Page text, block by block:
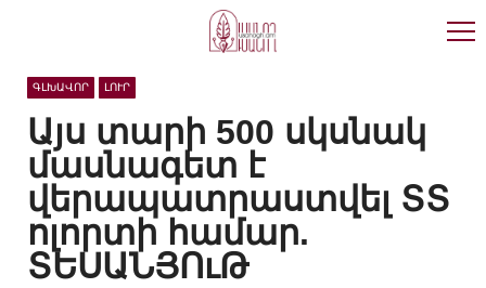
ԳԼԽԱՎՈՐ ԼՈՒՐ
Այս տարի 500 սկսնակ
մասնագետ է
վերապատրաստվել ՏՏ
ոլորտի համար.
ՏԵՍԱՆՅՈւԹ